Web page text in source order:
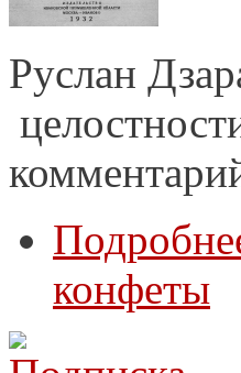
Руслан
конфеты